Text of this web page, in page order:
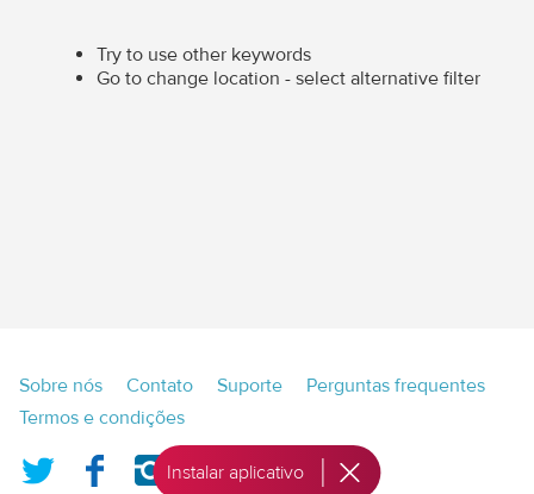
Try to use other keywords
Go to change location - select alternative filter
Footer
menu
Sobre nós Contato Suporte
Perguntas frequentes
Termos e condições
Twitter
FacebookInstagram
Instalar aplicativo